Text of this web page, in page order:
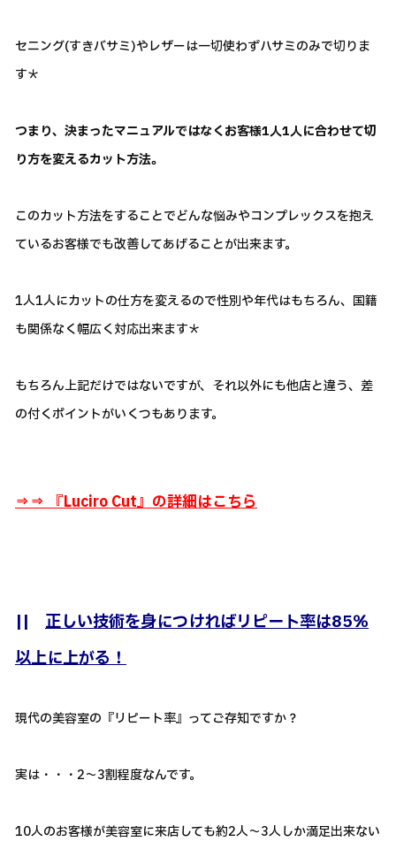
セニング(すきバサミ)やレザーは一切使わずハサミのみで切りま
す＊
つまり、決まったマニュアルではなくお客様1人1人に合わせて切
り方を変えるカット方法。
このカット方法をすることでどんな悩みやコンプレックスを抱え
ているお客様でも改善してあげることが出来ます。
1人1人にカットの仕方を変えるので性別や年代はもちろん、国籍
も関係なく幅広く対応出来ます＊
もちろん上記だけではないですが、それ以外にも他店と違う、差
の付くポイントがいくつもあります。
⇒⇒ 『Luciro Cut』の詳細はこちら
|| 正しい技術を身につければリピート率は85％
以上に上がる！
現代の美容室の『リピート率』ってご存知ですか？
実は・・・2～3割程度なんです。
10人のお客様が美容室に来店しても約2人～3人しか満足出来ない